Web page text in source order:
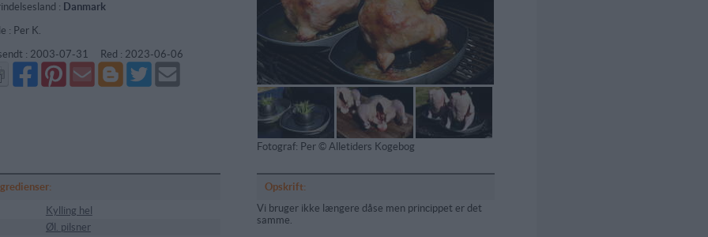
: Danmark
: Per K.
: 2003-07-31 Red : 2023-06-06
Del
på
Facebook
Del
på
Pinterest
Send
via
GMail
Del
på
Blogger
Del
på
Twitter
Send
mail
Fotograf: Per © Alletiders Kogebog
Kylling hel
Øl. pilsner
Opskrift:
Vi bruger ikke længere dåse men princippet er det
samme.